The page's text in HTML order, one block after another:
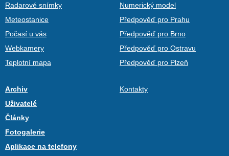
Radarové snímky
Meteostanice
Počasí u vás
Webkamery
Teplotní mapa
Numerický model
Předpověď pro Prahu
Předpověď pro Brno
Předpověď pro Ostravu
Předpověď pro Plzeň
Archiv
Uživatelé
Články
Fotogalerie
Aplikace na telefony
Kontakty